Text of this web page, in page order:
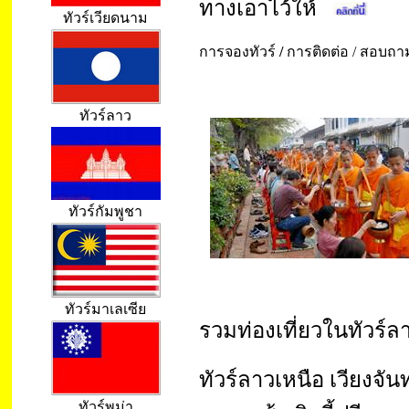
ทัวร์เวียดนาม
ทัวร์ลาว
ทัวร์กัมพูชา
ทัวร์มาเลเซีย
ทางเอาไว้ให้
การจองทัวร์ / การติดต่อ / สอบถา
รวมท่องเที่ยวในทัวร์ล
ทัวร์ลาวเหนือ เวียงจั